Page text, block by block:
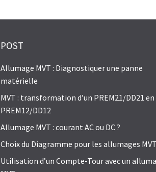
POST
Allumage MVT : Diagnostiquer une panne
matérielle
MVT : transformation d’un PREM21/DD21 en
PREM12/DD12
Allumage MVT : courant AC ou DC ?
Choix du Diagramme pour les allumages MVT
Utilisation d’un Compte-Tour avec un